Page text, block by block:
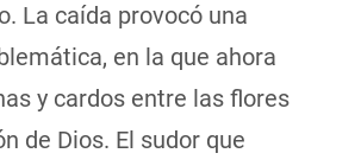
La caída provocó una
en la que ahora
y cardos entre las flores
de Dios. El sudor que